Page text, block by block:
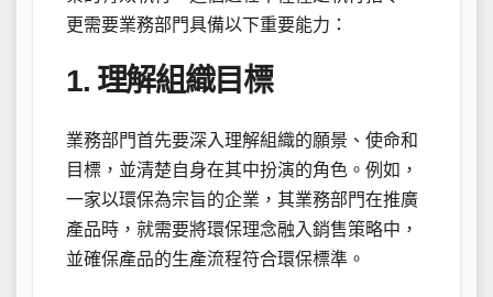
更需要業務部門具備以下重要能力：
1. 理解組織目標
業務部門首先要深入理解組織的願景、使命和
目標，並清楚自身在其中扮演的角色。例如，
一家以環保為宗旨的企業，其業務部門在推廣
產品時，就需要將環保理念融入銷售策略中，
並確保產品的生產流程符合環保標準。